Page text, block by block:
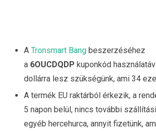
A Tronsmart Bang beszerzéséhez
a 6OUCDQDP kuponkód
dollárra lesz szükségünk, ami 34
A termék EU raktárból érkezik, a
5 napon belül, nincs további
egyéb hercehurca, annyit fizetünk,